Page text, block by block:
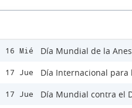
16 Mié Día Mundial de la
17 Jue Día Internacional para
17 Jue Día Mundial contra el